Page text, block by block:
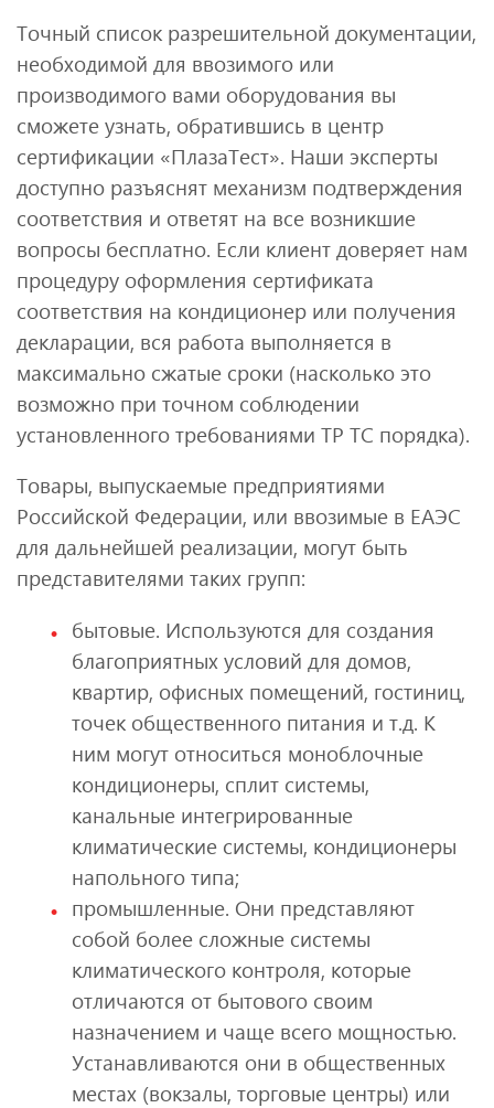
Точный список разрешительной документации,
необходимой для ввозимого или
производимого вами оборудования вы
сможете узнать, обратившись в центр
сертификации «ПлазаТест». Наши эксперты
доступно разъяснят механизм подтверждения
соответствия и ответят на все возникшие
вопросы бесплатно. Если клиент доверяет нам
процедуру оформления сертификата
соответствия на кондиционер или получения
декларации, вся работа выполняется в
максимально сжатые сроки (насколько это
возможно при точном соблюдении
установленного требованиями ТР ТС порядка).
Товары, выпускаемые предприятиями
Российской Федерации, или ввозимые в ЕАЭС
для дальнейшей реализации, могут быть
представителями таких групп:
бытовые. Используются для создания
благоприятных условий для домов,
квартир, офисных помещений, гостиниц,
точек общественного питания и т.д. К
ним могут относиться моноблочные
кондиционеры, сплит системы,
канальные интегрированные
климатические системы, кондиционеры
напольного типа;
промышленные. Они представляют
собой более сложные системы
климатического контроля, которые
отличаются от бытового своим
назначением и чаще всего мощностью.
Устанавливаются они в общественных
местах (вокзалы, торговые центры) или